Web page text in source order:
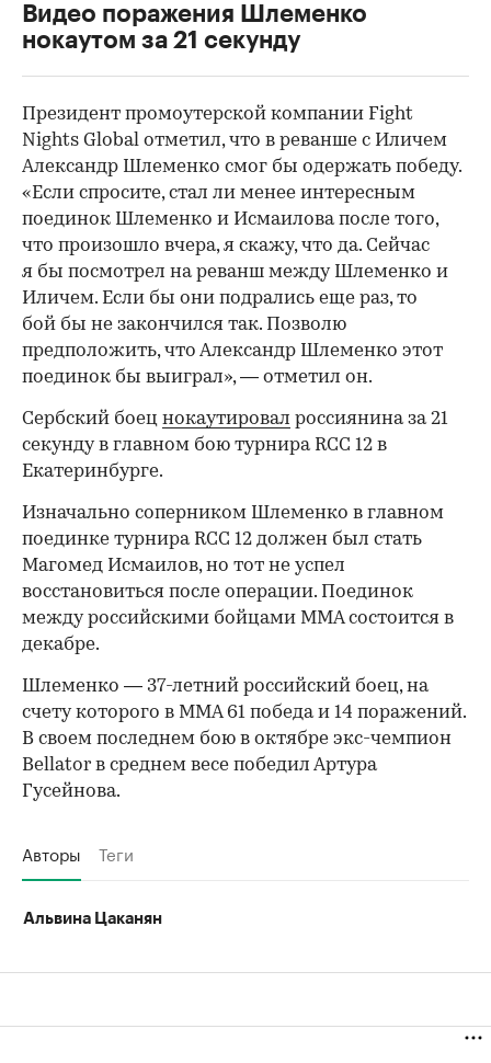
Видео поражения Шлеменко
нокаутом за 21 секунду
00:00 / 00:00
Президент промоутерской компании Fight
Nights Global отметил, что в реванше с Иличем
Александр Шлеменко смог бы одержать победу.
«Если спросите, стал ли менее интересным
поединок Шлеменко и Исмаилова после того,
что произошло вчера, я скажу, что да. Сейчас
я бы посмотрел на реванш между Шлеменко и
Иличем. Если бы они подрались еще раз, то
бой бы не закончился так. Позволю
предположить, что Александр Шлеменко этот
поединок бы выиграл», — отметил он.
Сербский боец нокаутировал россиянина за 21
секунду в главном бою турнира RCC 12 в
Екатеринбурге.
Изначально соперником Шлеменко в главном
поединке турнира RCC 12 должен был стать
Магомед Исмаилов, но тот не успел
восстановиться после операции. Поединок
между российскими бойцами ММА состоится в
декабре.
Шлеменко — 37-летний российский боец, на
счету которого в ММА 61 победа и 14 поражений.
В своем последнем бою в октябре экс-чемпион
Bellator в среднем весе победил Артура
Гусейнова.
Авторы Теги
Альвина Цаканян